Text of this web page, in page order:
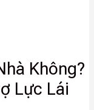
Không?
Lực Lái